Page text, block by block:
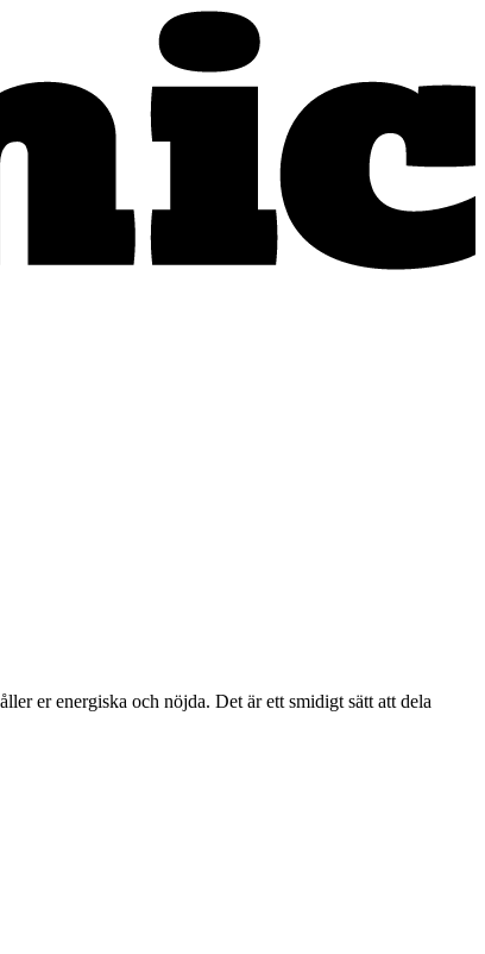
er energiska och nöjda. Det är ett smidigt sätt att dela